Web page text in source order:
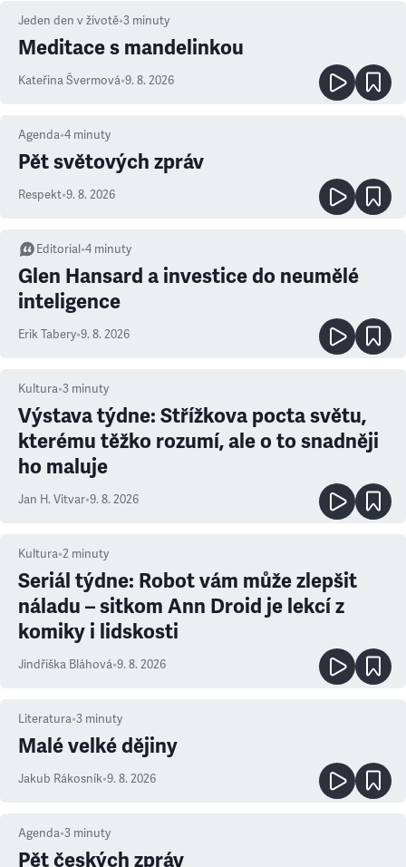
Jeden den v životě•3 minuty
Meditace s mandelinkou
Kateřina Švermová•9. 8. 2026
Agenda•4 minuty
Pět světových zpráv
Respekt•9. 8. 2026
Editorial •4 minuty
Glen Hansard a investice do neumělé
inteligence
Erik Tabery•9. 8. 2026
Kultura•3 minuty
Výstava týdne: Střížkova pocta světu,
kterému těžko rozumí, ale o to snadněji
ho maluje
Jan H. Vitvar•9. 8. 2026
Kultura•2 minuty
Seriál týdne: Robot vám může zlepšit
náladu – sitkom Ann Droid je lekcí z
komiky i lidskosti
Jindřiška Bláhová•9. 8. 2026
Literatura•3 minuty
Malé velké dějiny
Jakub Rákosník•9. 8. 2026
Agenda•3 minuty
Pět českých zpráv